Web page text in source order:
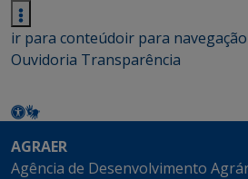
ir para conteúdoir para navegação
Ouvidoria Transparência
AGRAER
Agência de Desenvolvimento